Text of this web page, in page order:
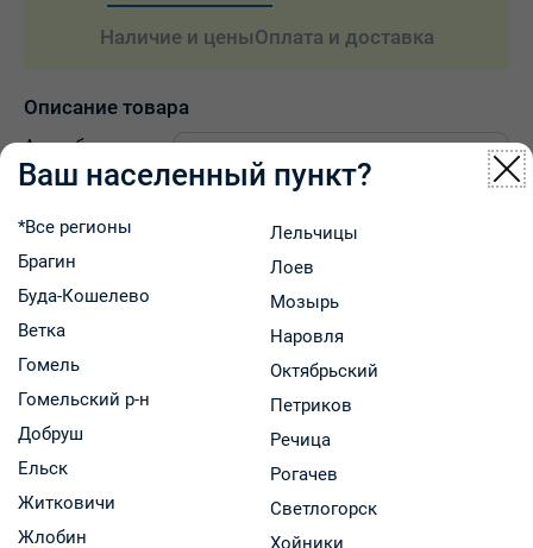
Наличие и ценыОплата и доставка
Описание товара
Инструкция
Инструкция препарата
Аскорбиновая
кислота -
необходимый
водорастворимый витамин, который не синтезируется в
организме человека, а поступает только с пищей.
Показания к применению:
Профилактика и лечение авитаминоза С. Состояния
повышенной потребности в аскорбиновой кислоте:
период интенсивного роста, несбалансированное
Ваш населенный пункт?
*Все регионы
Брагин
Буда-Кошелево
Ветка
Гомель
Гомельский р-н
Добруш
Ельск
Житковичи
Жлобин
Лельчицы
Лоев
Мозырь
Наровля
Октябрьский
Петриков
Речица
Рогачев
Светлогорск
Хойники